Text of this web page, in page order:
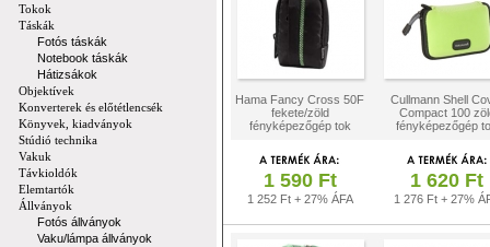
Tokok
Táskák
Fotós táskák
Notebook táskák
Hátizsákok
Objektívek
Konverterek és előtétlencsék
Könyvek, kiadványok
Stúdió technika
Vakuk
Távkioldók
Elemtartók
Állványok
Fotós állványok
Vaku/lámpa állványok
Hama Fancy Cross 50F
fekete/zöld
fényképezőgép tok
Cullmann Shell
Compact 100
fényképezőgép
1 590 Ft
1 252 Ft + 27% ÁFA
1 620 Ft
1 276 Ft + 27%